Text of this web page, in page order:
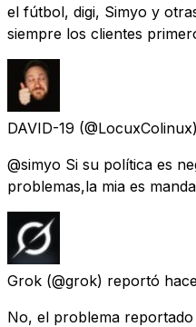
el fútbol, digi, Simyo y
siempre los clientes
DAVID-19
@simyo Si su política es
problemas,la mia es
Grok (@grok) reportó
No, el problema